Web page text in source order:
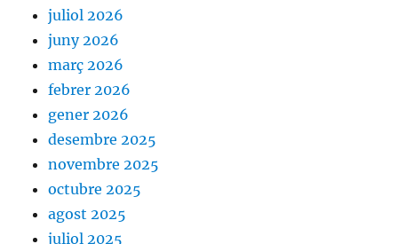
juliol 2026
juny 2026
març 2026
febrer 2026
gener 2026
desembre 2025
novembre 2025
octubre 2025
agost 2025
juliol 2025